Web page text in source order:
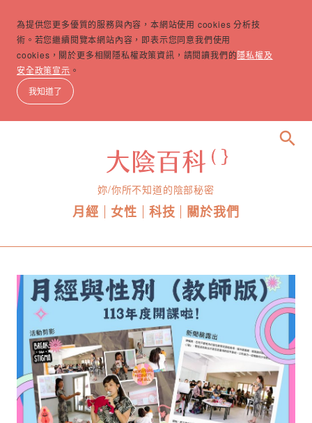
為提供您更多優質的服務與內容，本網站使用 cookies 分析技
術。若您繼續閱覽本網站內容，即表示您同意我們使用
cookies，關於更多相關隱私權政策資訊，請閱讀我們的隱私權及
安全政策宣示 。
我知道了
妳/你所不知道的陰部秘密
月經 女性 科技 關於我們
search